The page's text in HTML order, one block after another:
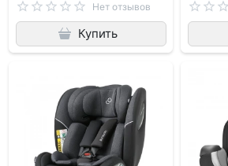
Нет отзывов
Купить